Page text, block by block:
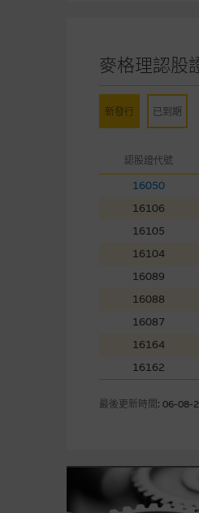
麥格理認股
新發行 已到期
認股證代號
16050
16106
16105
16104
16089
16088
16087
16164
16162
最後更新時間: 06-08-